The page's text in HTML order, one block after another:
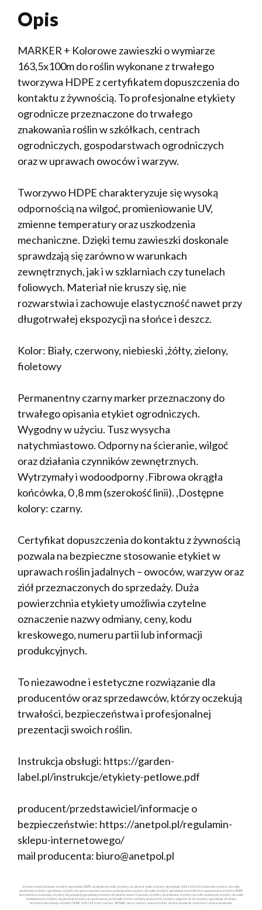
Opis
MARKER + Kolorowe zawieszki o wymiarze
163,5x100m do roślin wykonane z trwałego
tworzywa HDPE z certyfikatem dopuszczenia do
kontaktu z żywnością. To profesjonalne etykiety
ogrodnicze przeznaczone do trwałego
znakowania roślin w szkółkach, centrach
ogrodniczych, gospodarstwach ogrodniczych
oraz w uprawach owoców i warzyw.
Tworzywo HDPE charakteryzuje się wysoką
odpornością na wilgoć, promieniowanie UV,
zmienne temperatury oraz uszkodzenia
mechaniczne. Dzięki temu zawieszki doskonale
sprawdzają się zarówno w warunkach
zewnętrznych, jak i w szklarniach czy tunelach
foliowych. Materiał nie kruszy się, nie
rozwarstwia i zachowuje elastyczność nawet przy
długotrwałej ekspozycji na słońce i deszcz.
Kolor: Biały, czerwony, niebieski ,żółty, zielony,
fioletowy
Permanentny czarny marker przeznaczony do
trwałego opisania etykiet ogrodniczych.
Wygodny w użyciu. Tusz wysycha
natychmiastowo. Odporny na ścieranie, wilgoć
oraz działania czynników zewnętrznych.
Wytrzymały i wodoodporny .Fibrowa okrągła
końcówka, 0 ,8 mm (szerokość linii). ,Dostępne
kolory: czarny.
Certyfikat dopuszczenia do kontaktu z żywnością
pozwala na bezpieczne stosowanie etykiet w
uprawach roślin jadalnych – owoców, warzyw oraz
ziół przeznaczonych do sprzedaży. Duża
powierzchnia etykiety umożliwia czytelne
oznaczenie nazwy odmiany, ceny, kodu
kreskowego, numeru partii lub informacji
produkcyjnych.
To niezawodne i estetyczne rozwiązanie dla
producentów oraz sprzedawców, którzy oczekują
trwałości, bezpieczeństwa i profesjonalnej
prezentacji swoich roślin.
Instrukcja obsługi: https://garden-
label.pl/instrukcje/etykiety-petlowe.pdf
producent/przedstawiciel/informacje o
bezpieczeństwie: https://anetpol.pl/regulamin-
sklepu-internetowego/
mail producenta: biuro@anetpol.pl
Główne słowa kluczowe: etykiety ogrodnicze HDPE, zawieszki do roślin, etykiety do szkółek roślin, etykiety ogrodnicze 100x163,5 mm ,kolorowe etykiety do roślin,
plastikowe etykiety ogrodnicze, etykiety do upraw owoców i warzyw, profesjonalne etykiety do roślin, etykiety ogrodnicze z certyfikatem spożywczym, etykiety HDPE
do kontaktu z żywnością, etykiety do produkcji ogrodniczej, etykiety do szkółek drzew i krzewów, etykiety do sadzonek, etykiety do roślin ozdobnych, etykiety do roślin
doniczkowych, etykiety do plantacji, etykiety do znakowania partii roślin, trwałe etykiety zewnętrzne, etykiety odporne na UV, etykiety ogrodnicze do druku
termotransferowego, etykiety HDPE 100x163,5 mm ,marker, ARTLINE, czarny marker, zestaw etykiet, zestaw do pisania markerem ,zestaw zawieszek